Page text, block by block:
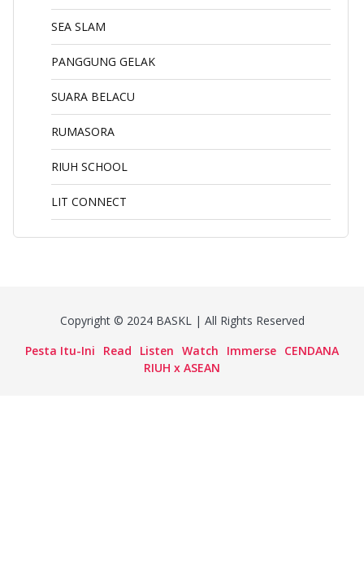
SEA SLAM
PANGGUNG GELAK
SUARA BELACU
RUMASORA
RIUH SCHOOL
LIT CONNECT
Copyright © 2024 BASKL | All Rights Reserved
Pesta Itu-Ini
Read Listen Watch Immerse CENDANA
RIUH x ASEAN